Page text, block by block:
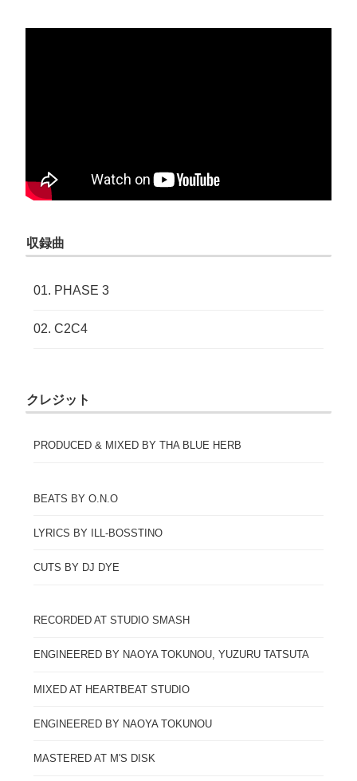
収録曲
PHASE 3
C2C4
クレジット
PRODUCED & MIXED BY THA BLUE HERB
BEATS BY O.N.O
LYRICS BY ILL-BOSSTINO
CUTS BY DJ DYE
RECORDED AT STUDIO SMASH
ENGINEERED BY NAOYA TOKUNOU, YUZURU TATSUTA
MIXED AT HEARTBEAT STUDIO
ENGINEERED BY NAOYA TOKUNOU
MASTERED AT M'S DISK